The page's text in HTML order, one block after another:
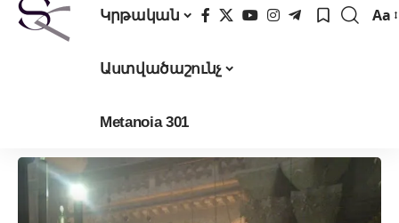
Կրթական
Աստվածաշունչ
Metanoia 301
Aa